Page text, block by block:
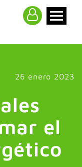
26 enero 2023
el